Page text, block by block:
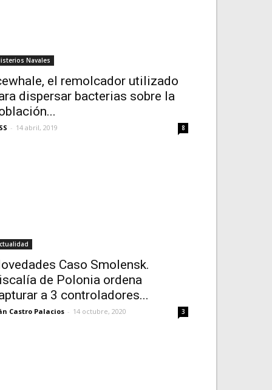
Navales
el remolcador utilizado
dispersar bacterias sobre la
- 14 abril, 2019 8
Caso Smolensk.
de Polonia ordena
a 3 controladores...
Castro Palacios - 14 octubre, 2020 3